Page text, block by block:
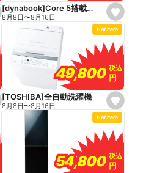
e
s
e
t
a
v
o
r
i
e
[dynabook]Core 5搭載パソコン
8月8日〜8月16日
s
e
t
a
v
o
r
i
Hot Item
49,800
49,800 税込
税込
円
円
[TOSHIBA]全自動洗濯機
8月8日〜8月16日
Hot Item
54,800
54,800 税込
税込
円
円